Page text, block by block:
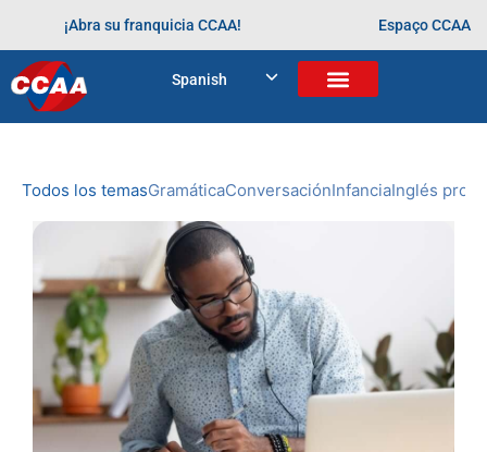
¡Abra su franquicia CCAA! Espaço CCAA
Spanish
Home > aprendendo desde cedo
Todos los temasGramáticaConversaciónInfanciaInglés